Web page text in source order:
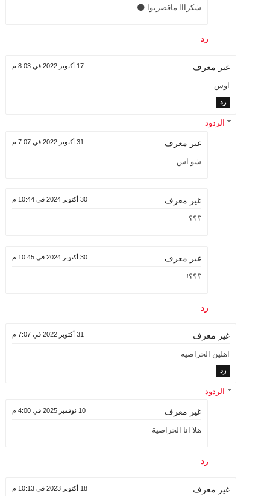
شكرااا ماقصرتوا 🌑
رد
غير معرف 17 أكتوبر 2022 في 8:03 م
اوس
رد
الردود
غير معرف 31 أكتوبر 2022 في 7:07 م
شو اس
غير معرف 30 أكتوبر 2024 في 10:44 م
؟؟؟
غير معرف 30 أكتوبر 2024 في 10:45 م
؟؟؟!
رد
غير معرف 31 أكتوبر 2022 في 7:07 م
اهلين الحراصيه
رد
الردود
غير معرف 10 نوفمبر 2025 في 4:00 م
هلا انا الحراصية
رد
غير معرف 18 أكتوبر 2023 في 10:13 م